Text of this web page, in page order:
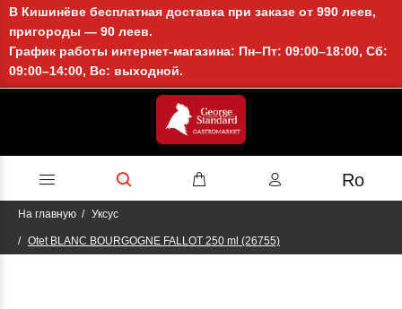
В Кишинёве бесплатная доставка при заказе от 990 леев,
пригороды — 90 леев.
График работы интернет-магазина: Пн–Пт: 09:00–18:00, Сб:
09:00–14:00, Вс: выходной.
Ro
На главную Уксус
Otet BLANC BOURGOGNE FALLOT 250 ml (26755)